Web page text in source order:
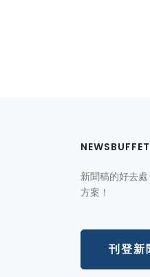
新聞稿的好去
方案！
刊登新